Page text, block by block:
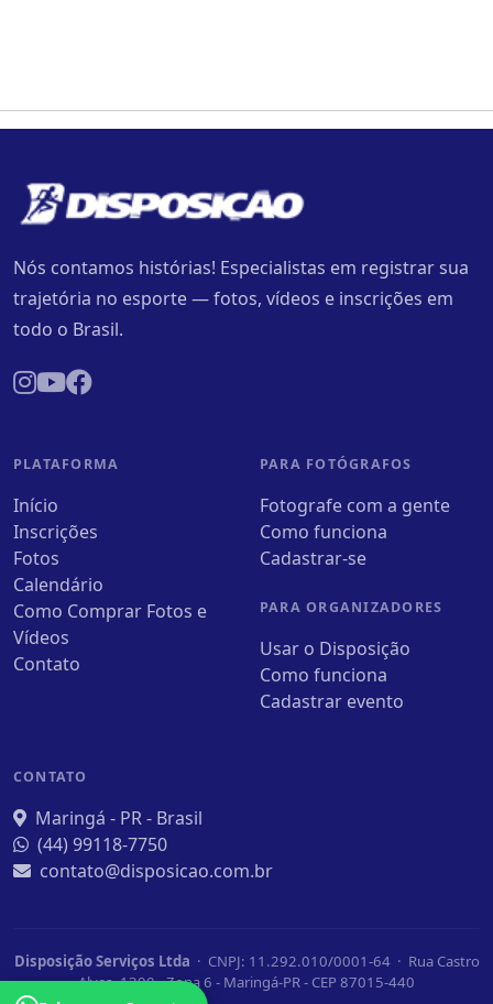
Nós contamos histórias! Especialistas em registrar sua
trajetória no esporte — fotos, vídeos e inscrições em
todo o Brasil.
PLATAFORMA
Início
Inscrições
Fotos
Calendário
Como Comprar Fotos e
Vídeos
Contato
PARA FOTÓGRAFOS
Fotografe com a gente
Como funciona
Cadastrar-se
PARA ORGANIZADORES
Usar o Disposição
Como funciona
Cadastrar evento
CONTATO
Maringá - PR - Brasil
(44) 99118-7750
contato@disposicao.com.br
Disposição Serviços Ltda · CNPJ: 11.292.010/0001-64 · Rua Castro
Alves, 1390 - Zona 6 - Maringá-PR - CEP 87015-440